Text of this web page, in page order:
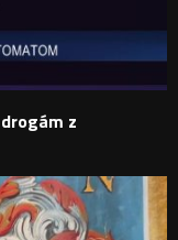
z